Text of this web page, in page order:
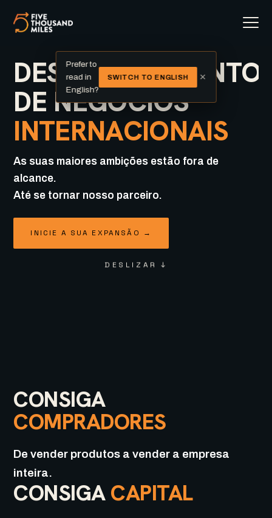
DESENVOLVIMENTO
DE NEGÓCIOS
INTERNACIONAIS
As suas maiores ambições estão fora de
alcance.
Até se tornar nosso parceiro.
INICIE A SUA EXPANSÃO →
DESLIZAR ↓
CONSIGA
COMPRADORES
De vender produtos a vender a empresa
inteira.
CONSIGACAPITAL
Prefer to
read in
English?
SWITCH TO ENGLISH ×